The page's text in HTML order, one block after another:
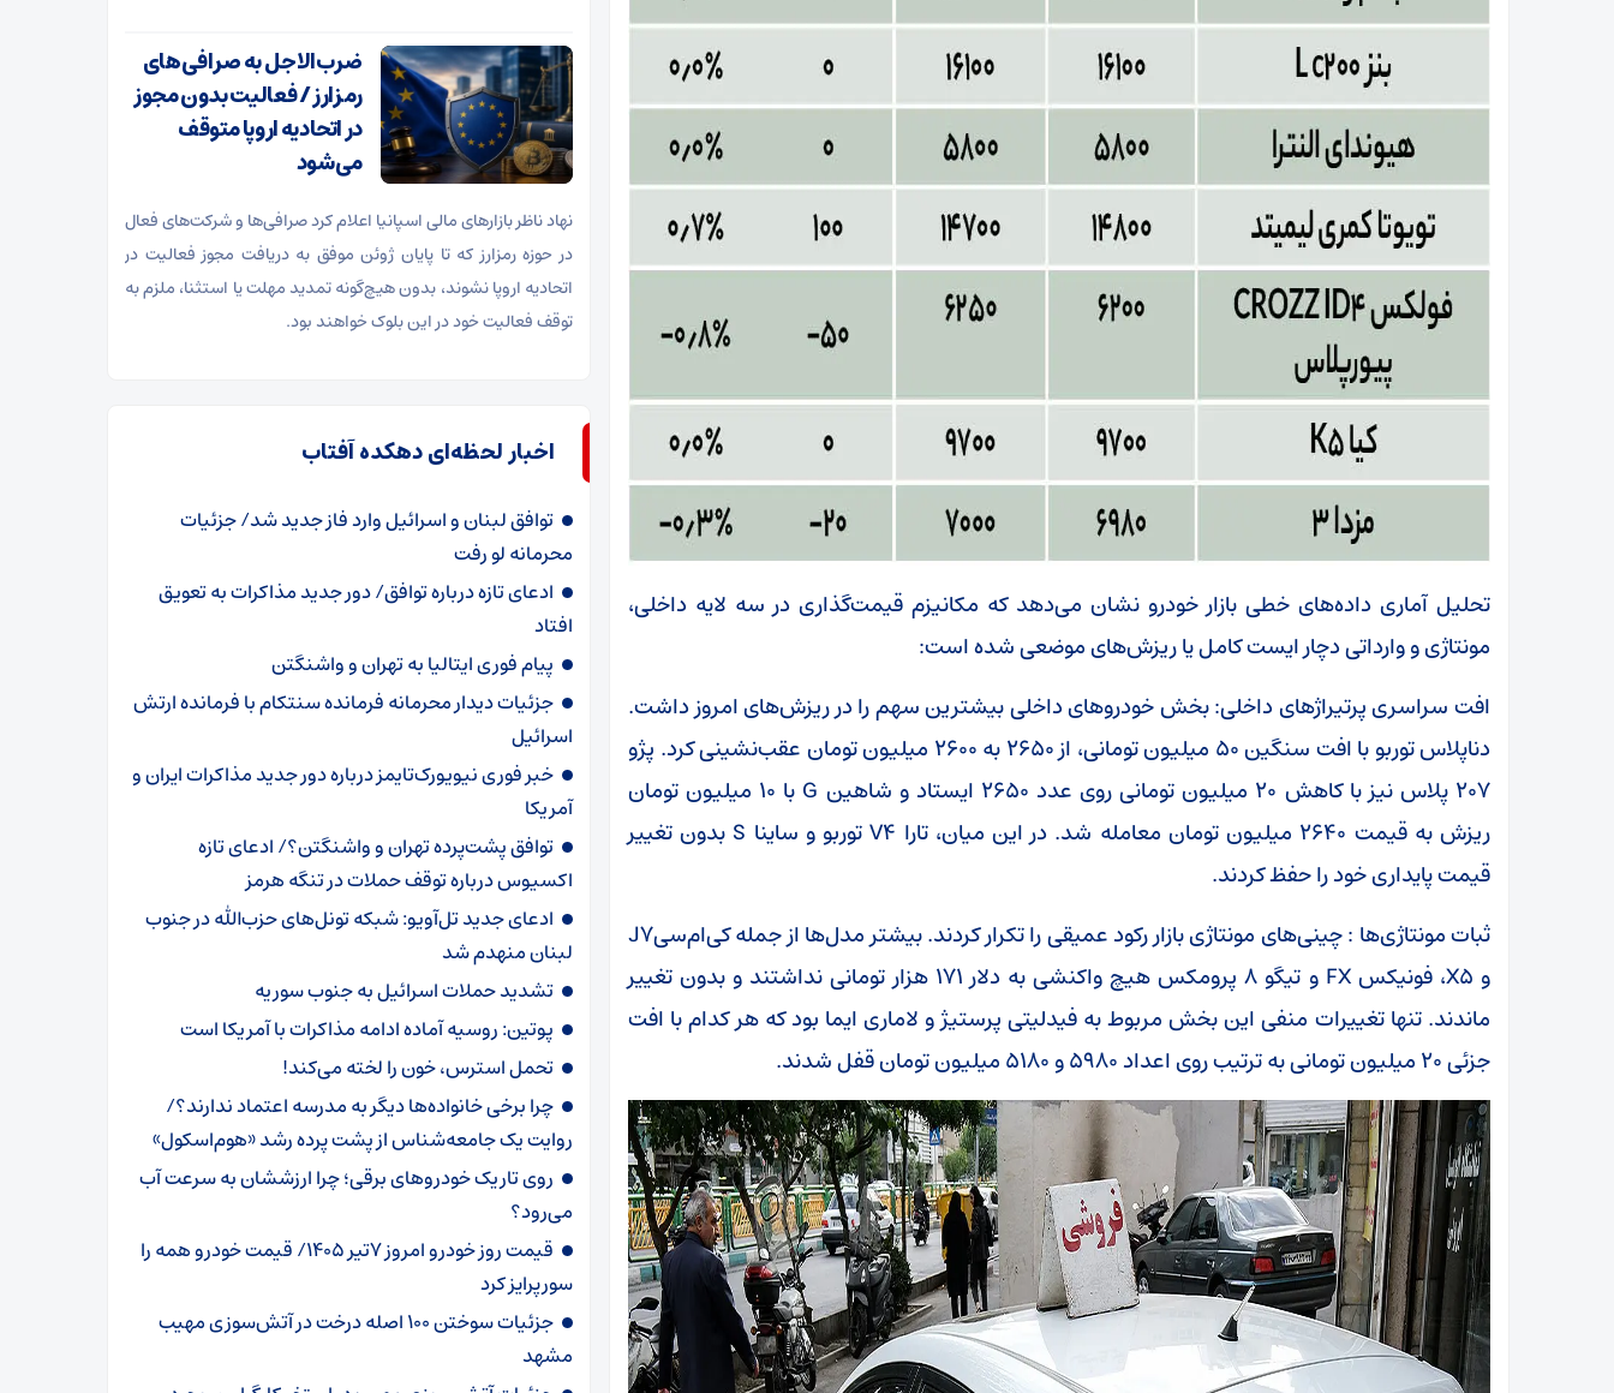
تحلیل آماری داده‌های خطی بازار خودرو نشان می‌دهد که مکانیزم قیمت‌گذاری در سه لایه داخلی،
مونتاژی و وارداتی دچار ایست کامل یا ریزش‌های موضعی شده است:
افت سراسری پرتیراژهای داخلی: بخش خودروهای داخلی بیشترین سهم را در ریزش‌های امروز داشت.
دناپلاس توربو با افت سنگین ۵۰ میلیون تومانی، از ۲۶۵۰ به ۲۶۰۰ میلیون تومان عقب‌نشینی کرد. پژو
۲۰۷ پلاس نیز با کاهش ۲۰ میلیون تومانی روی عدد ۲۶۵۰ ایستاد و شاهین G با ۱۰ میلیون تومان
ریزش به قیمت ۲۶۴۰ میلیون تومان معامله شد. در این میان، تارا V4 توربو و ساینا S بدون تغییر
قیمت پایداری خود را حفظ کردند.
ثبات مونتاژی‌ها : چینی‌های مونتاژی بازار رکود عمیقی را تکرار کردند. بیشتر مدل‌ها از جمله کی‌ام‌سیJ7
و X5، فونیکس FX و تیگو ۸ پرومکس هیچ واکنشی به دلار ۱۷۱ هزار تومانی نداشتند و بدون تغییر
ماندند. تنها تغییرات منفی این بخش مربوط به فیدلیتی پرستیژ و لاماری ایما بود که هر کدام با افت
جزئی ۲۰ میلیون تومانی به ترتیب روی اعداد ۵۹۸۰ و ۵۱۸۰ میلیون تومان قفل شدند.
ضرب‌الاجل به صرافی‌های
رمزارز / فعالیت بدون مجوز
در اتحادیه اروپا متوقف
می‌شود
نهاد ناظر بازارهای مالی اسپانیا اعلام کرد صرافی‌ها و شرکت‌های فعال
در حوزه رمزارز که تا پایان ژوئن موفق به دریافت مجوز فعالیت در
اتحادیه اروپا نشوند، بدون هیچ‌گونه تمدید مهلت یا استثنا، ملزم به
توقف فعالیت خود در این بلوک خواهند بود.
اخبار لحظه‌ای دهکده آفتاب
توافق لبنان و اسرائیل وارد فاز جدید شد/ جزئیات
محرمانه لو رفت
ادعای تازه درباره توافق/ دور جدید مذاکرات به تعویق
افتاد
پیام فوری ایتالیا به تهران و واشنگتن
جزئیات دیدار محرمانه فرمانده سنتکام با فرمانده ارتش
اسرائیل
خبر فوری نیویورک‌تایمز درباره دور جدید مذاکرات ایران و
آمریکا
توافق پشت‌پرده تهران و واشنگتن؟/ ادعای تازه
اکسیوس درباره توقف حملات در تنگه هرمز
ادعای جدید تل‌آویو: شبکه تونل‌های حزب‌الله در جنوب
لبنان منهدم شد
تشدید حملات اسرائیل به جنوب سوریه
پوتین: روسیه آماده ادامه مذاکرات با آمریکا است
تحمل استرس، خون را لخته می‌کند!
چرا برخی خانواده‌ها دیگر به مدرسه اعتماد ندارند؟/
روایت یک جامعه‌شناس از پشت پرده رشد «هوم‌اسکول»
روی تاریک خودروهای برقی؛ چرا ارزششان به سرعت آب
می‌رود؟
قیمت روز خودرو امروز 7تیر 1405/ قیمت خودرو همه را
سورپرایز کرد
جزئیات سوختن ۱۰۰ اصله درخت در آتش‌سوزی مهیب
مشهد